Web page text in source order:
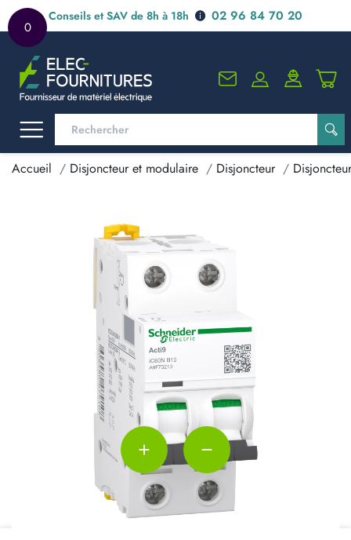
0
Conseils et SAV de 8h à 18h 02 96 84 70 20
Accueil Disjoncteur et modulaire Disjoncteur
add remove